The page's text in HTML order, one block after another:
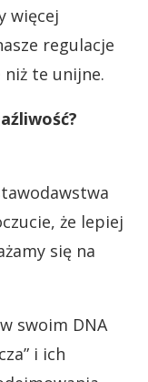
więcej
regulacje
te unijne.
że lepiej
się na
swoim DNA
i ich